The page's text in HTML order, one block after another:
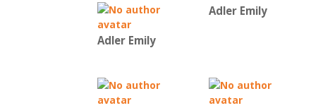
Adler Emily
Adler Emily